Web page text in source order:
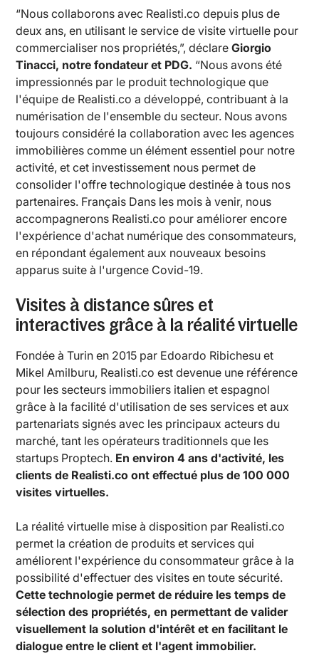
“Nous collaborons avec Realisti.co depuis plus de
deux ans, en utilisant le service de visite virtuelle pour
commercialiser nos propriétés,”, déclareGiorgio
Tinacci, notre fondateur et PDG. “Nous avons été
impressionnés par le produit technologique que
l'équipe de Realisti.co a développé, contribuant à la
numérisation de l'ensemble du secteur. Nous avons
toujours considéré la collaboration avec les agences
immobilières comme un élément essentiel pour notre
activité, et cet investissement nous permet de
consolider l'offre technologique destinée à tous nos
partenaires. Français Dans les mois à venir, nous
accompagnerons Realisti.co pour améliorer encore
l'expérience d'achat numérique des consommateurs,
en répondant également aux nouveaux besoins
apparus suite à l'urgence Covid-19.
Visites à distance sûres et
interactives grâce à la réalité virtuelle
Fondée à Turin en 2015 par Edoardo Ribichesu et
Mikel Amilburu, Realisti.co est devenue une référence
pour les secteurs immobiliers italien et espagnol
grâce à la facilité d'utilisation de ses services et aux
partenariats signés avec les principaux acteurs du
marché, tant les opérateurs traditionnels que les
startups Proptech. En environ 4 ans d'activité, les
clients de Realisti.co ont effectué plus de 100 000
visites virtuelles.
La réalité virtuelle mise à disposition par Realisti.co
permet la création de produits et services qui
améliorent l'expérience du consommateur grâce à la
possibilité d'effectuer des visites en toute sécurité.
Cette technologie permet de réduire les temps de
sélection des propriétés, en permettant de valider
visuellement la solution d'intérêt et en facilitant le
dialogue entre le client et l'agent immobilier.